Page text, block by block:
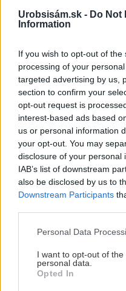
Urobsisám.sk - Do Not
Information
If you wish to opt-out of
processing of your
targeted advertising by us,
section to confirm your
opt-out request is
interest-based ads based
us or personal information
your opt-out. You may
disclosure of your personal
IAB’s list of downstream
also be disclosed by us to
Downstream Participants
Please note that this
not limited to your visit or
grant or deny consent to
use your data for below
Personal Data
I want to opt-out of
personal data.
Opted In
ochabnuté izbové
rastliny? Pravda vás
možno prekvapí
CHALUPA
Na Morave prerobila
starú chalupu na